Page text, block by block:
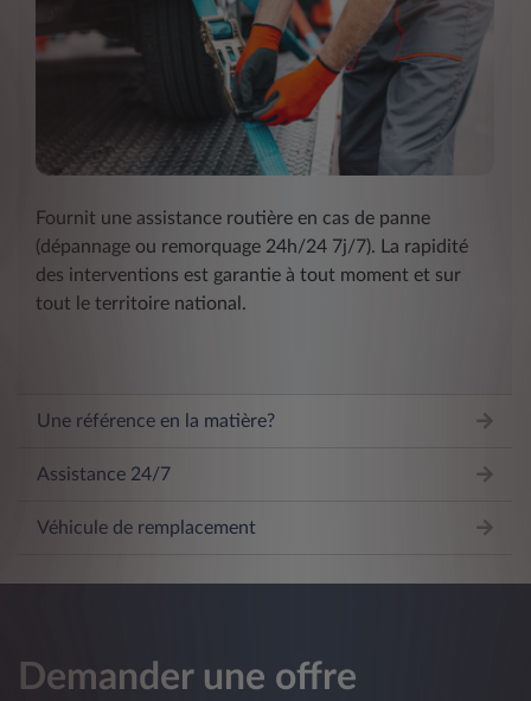
Fournit une assistance routière en cas de panne
(dépannage ou remorquage 24h/24 7j/7). La rapidité
des interventions est garantie à tout moment et sur
tout le territoire national.
Une référence en la matière?
Assistance 24/7
Véhicule de remplacement
Demander une offre